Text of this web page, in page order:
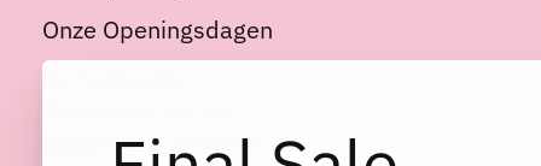
Onze Openingsdagen
afgeprijsde artikelen